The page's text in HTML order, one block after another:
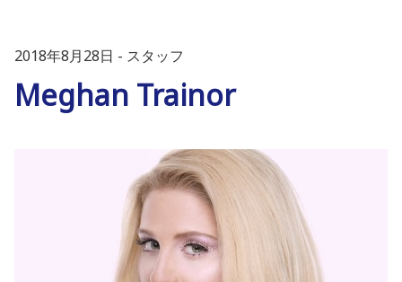
2018年8月28日 スタッフ
Meghan Trainor